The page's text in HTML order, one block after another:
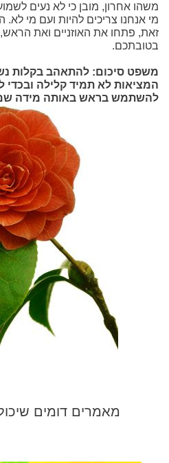
משהו אחרון, מובן כי לא נעים
מי אנחנו צריכים להיות ועם מי
זאת, פתחו את האוזניים ואת
בטובתכם.
משפט סיכום: להתאהב בקלות
המציאות לא תמיד קלילה
להשתמש בראש באותה מידה
מאמרים דומים